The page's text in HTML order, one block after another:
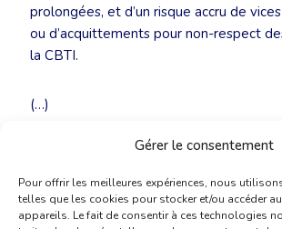
Gérer le consentement
Pour offrir les meilleures expériences, nous
telles que les cookies pour stocker et/ou accéder
appareils. Le fait de consentir à ces technologies
prolongées, et d’un risque accru de
ou d’acquittements pour non-respect
la CBTI.
(…)
Lire l’article complet sur la DH Les Sports